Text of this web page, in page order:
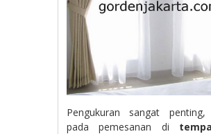
Pengukuran sangat penting,
pada pemesanan di